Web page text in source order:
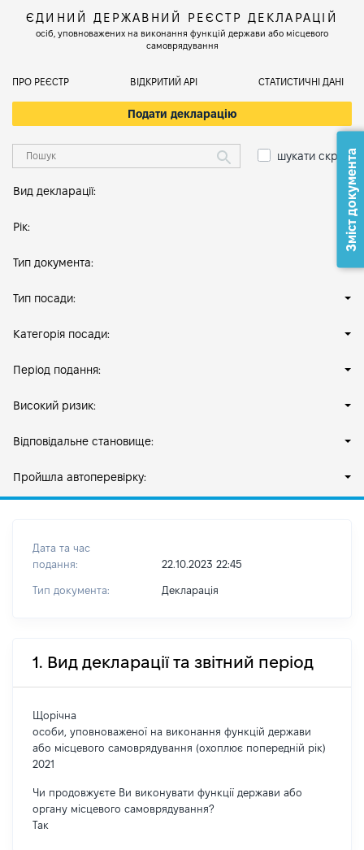
ЄДИНИЙ ДЕРЖАВНИЙ РЕЄСТР ДЕКЛАРАЦІЙ
осіб, уповноважених на виконання функцій держави або місцевого
самоврядування
ПРО РЕЄСТР ВІДКРИТИЙ АРІ СТАТИСТИЧНІ ДАНІ
Подати декларацію
шукати скрізь
Вид декларації:
Рік:
Тип документа:
Тип посади:
Категорія посади:
Період подання:
Високий ризик:
Відповідальне становище:
Пройшла автоперевірку:
Дата та час
подання:
22.10.2023 22:45
Тип документа: Декларація
1. Вид декларації та звітний період
Щорічна
особи, уповноваженої на виконання функцій держави
або місцевого самоврядування (охоплює попередній рік)
2021
Чи продовжуєте Ви виконувати функції держави або
органу місцевого самоврядування?
Так
Зміст документа